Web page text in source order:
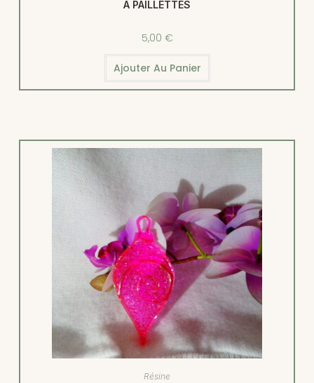
A PAILLETTES
5,00 €
Ajouter Au Panier
Résine